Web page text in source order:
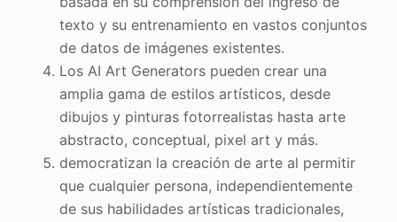
texto y su entrenamiento en vastos conjuntos
de datos de imágenes existentes.
Los AI Art Generators pueden crear una
amplia gama de estilos artísticos, desde
dibujos y pinturas fotorrealistas hasta arte
abstracto, conceptual, pixel art y más.
democratizan la creación de arte al permitir
que cualquier persona, independientemente
de sus habilidades artísticas tradicionales,